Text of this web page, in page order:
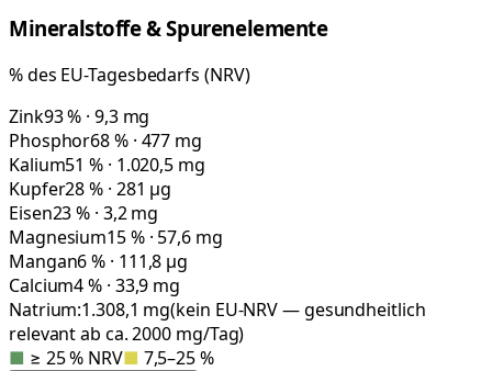
Mineralstoffe & Spurenelemente
% des EU-Tagesbedarfs (NRV)
Zink93 % · 9,3 mg
Phosphor68 % · 477 mg
Kalium51 % · 1.020,5 mg
Kupfer28 % · 281 µg
Eisen23 % · 3,2 mg
Magnesium15 % · 57,6 mg
Mangan6 % · 111,8 µg
Calcium4 % · 33,9 mg
Natrium:1.308,1 mg(kein EU-NRV — gesundheitlich
relevant ab ca. 2000 mg/Tag)
■ ≥ 25 % NRV■ 7,5–25 %